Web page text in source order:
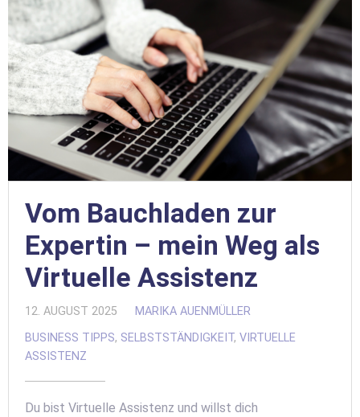
Vom Bauchladen zur
Expertin – mein Weg als
Virtuelle Assistenz
12. AUGUST 2025
MARIKA AUENMÜLLER
BUSINESS TIPPS, SELBSTSTÄNDIGKEIT, VIRTUELLE
ASSISTENZ
Du bist Virtuelle Assistenz und willst dich